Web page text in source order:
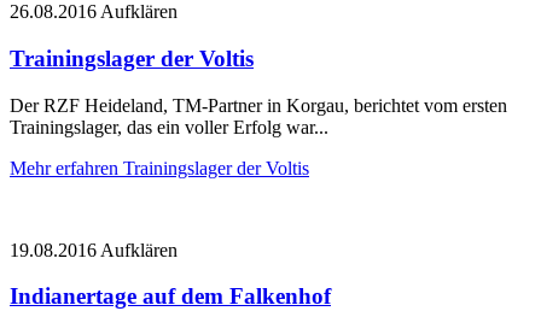
26.08.2016 Aufklären
Trainingslager der Voltis
Der RZF Heideland, TM-Partner in Korgau, berichtet vom ersten
Trainingslager, das ein voller Erfolg war...
Mehr erfahren Trainingslager der Voltis
19.08.2016 Aufklären
Indianertage auf dem Falkenhof